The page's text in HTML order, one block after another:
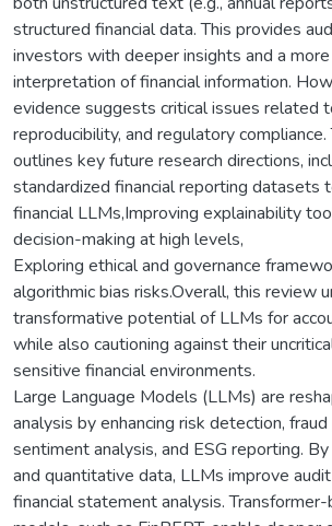
structured financial data. This provides
investors with deeper insights and a more
interpretation of financial information.
evidence suggests critical issues related
reproducibility, and regulatory compliance.
outlines key future research directions,
standardized financial reporting datasets
financial LLMs,Improving explainability
decision-making at high levels,
Exploring ethical and governance
algorithmic bias risks.Overall, this review
transformative potential of LLMs for
while also cautioning against their
sensitive financial environments.
Large Language Models (LLMs) are
analysis by enhancing risk detection,
sentiment analysis, and ESG reporting.
and quantitative data, LLMs improve
financial statement analysis.